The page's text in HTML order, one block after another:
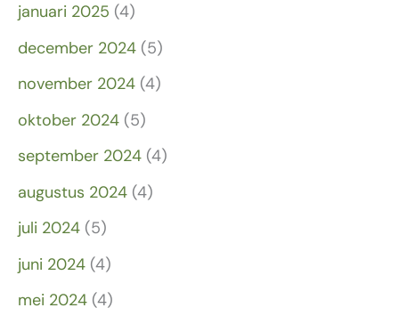
januari 2025 (4)
december 2024 (5)
november 2024 (4)
oktober 2024 (5)
september 2024 (4)
augustus 2024 (4)
juli 2024 (5)
juni 2024 (4)
mei 2024 (4)